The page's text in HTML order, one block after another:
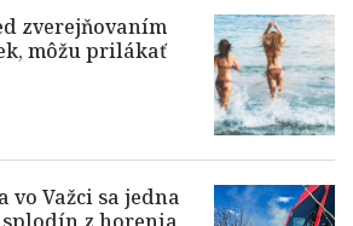
zverejňovaním
môžu prilákať
Važci sa jedna